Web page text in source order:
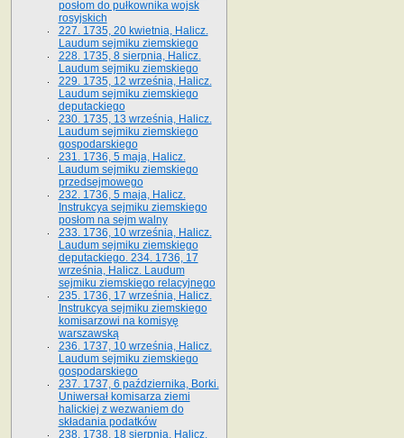
posłom do pułkownika wojsk
rosyjskich
227. 1735, 20 kwietnia, Halicz.
Laudum sejmiku ziemskiego
228. 1735, 8 sierpnia, Halicz.
Laudum sejmiku ziemskiego
229. 1735, 12 września, Halicz.
Laudum sejmiku ziemskiego
deputackiego
230. 1735, 13 września, Halicz.
Laudum sejmiku ziemskiego
gospodarskiego
231. 1736, 5 maja, Halicz.
Laudum sejmiku ziemskiego
przedsejmowego
232. 1736, 5 maja, Halicz.
Instrukcya sejmiku ziemskiego
posłom na sejm walny
233. 1736, 10 września, Halicz.
Laudum sejmiku ziemskiego
deputackiego. 234. 1736, 17
września, Halicz. Laudum
sejmiku ziemskiego relacyjnego
235. 1736, 17 września, Halicz.
Instrukcya sejmiku ziemskiego
komisarzowi na komisyę
warszawską
236. 1737, 10 września, Halicz.
Laudum sejmiku ziemskiego
gospodarskiego
237. 1737, 6 października, Borki.
Uniwersał komisarza ziemi
halickiej z wezwaniem do
składania podatków
238. 1738, 18 sierpnia, Halicz.